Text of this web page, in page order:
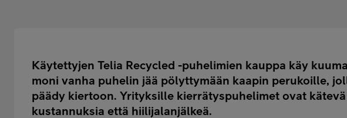
Käytettyjen Telia Recycled -puhelimien kauppa käy
moni vanha puhelin jää pölyttymään kaapin perukoille,
päädy kiertoon. Yrityksille kierrätyspuhelimet ovat
kustannuksia että hiilijalanjälkeä.